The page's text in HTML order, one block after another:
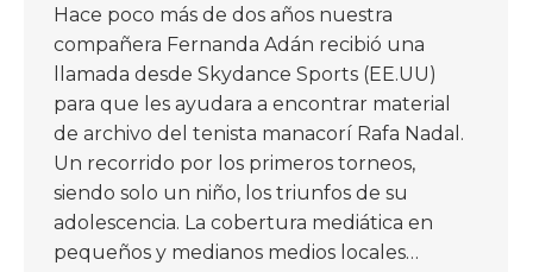
Hace poco más de dos años nuestra
compañera Fernanda Adán recibió una
llamada desde Skydance Sports (EE.UU)
para que les ayudara a encontrar material
de archivo del tenista manacorí Rafa Nadal.
Un recorrido por los primeros torneos,
siendo solo un niño, los triunfos de su
adolescencia. La cobertura mediática en
pequeños y medianos medios locales…